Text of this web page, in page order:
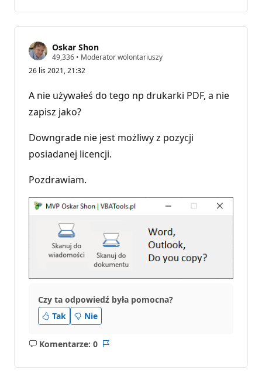
Oskar Shon
49,336 P
n
t
y
r
e
u
t
a
c
i
• Moderator wolontariuszy
26 lis 2021, 21:32
A nie używałeś do tego np drukarki PDF, a nie
zapisz jako?
Downgrade nie jest możliwy z pozycji
posiadanej licencji.
Pozdrawiam.
Czy ta odpowiedź była pomocna?
Tak
Nie
Komentarze: 0
Brak